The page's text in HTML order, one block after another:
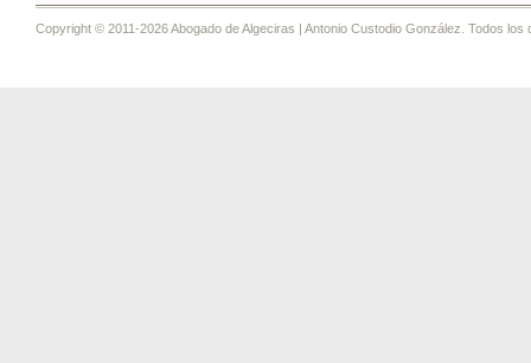
Copyright © 2011-2026 Abogado de Algeciras | Antonio Custodio González. Todos